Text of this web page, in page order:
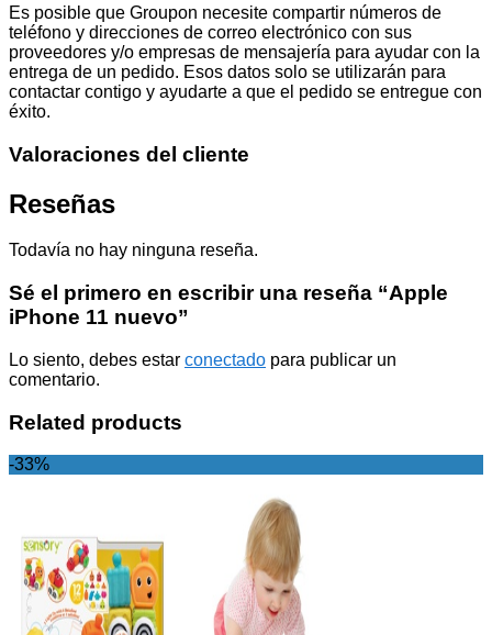
Es posible que Groupon necesite compartir números de
teléfono y direcciones de correo electrónico con sus
proveedores y/o empresas de mensajería para ayudar con la
entrega de un pedido. Esos datos solo se utilizarán para
contactar contigo y ayudarte a que el pedido se entregue con
éxito.
Valoraciones del cliente
Reseñas
Todavía no hay ninguna reseña.
Sé el primero en escribir una reseña “Apple
iPhone 11 nuevo”
Lo siento, debes estar conectado para publicar un
comentario.
Related products
-33%